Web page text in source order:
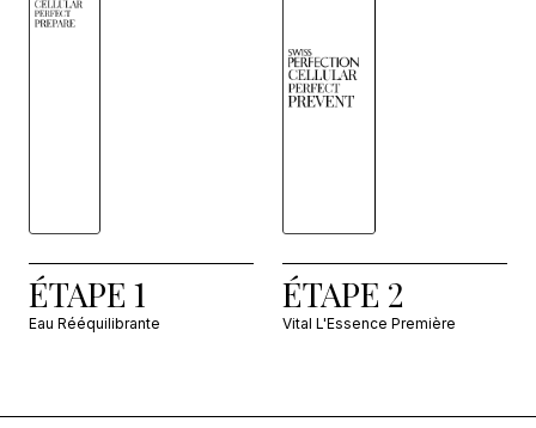
ÉTAPE 1
Eau Rééquilibrante
ÉTAPE 2
Vital L'Essence Première